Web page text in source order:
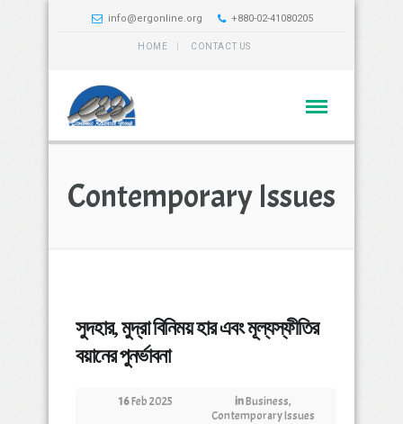
info@ergonline.org +880-02-41080205
HOME CONTACT US
Contemporary Issues
সুদহার, মুদ্রা বিনিময় হার এবং মূল্যস্ফীতির
বয়ানের পুনর্ভাবনা
16Feb 2025 inBusiness,
Contemporary Issues